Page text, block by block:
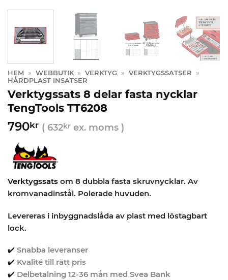
HEM » WEBBUTIK » VERKTYG » VERKTYGSSATSER
»
HÅRDPLAST INSATSER
Verktygssats 8 delar fasta nycklar
TengTools TT6208
790kr ( 632kr ex. moms )
Verktygssats om 8 dubbla fasta skruvnycklar. Av
kromvanadinstål. Polerade huvuden.
Levereras i inbyggnadslåda av plast med löstagbart
lock.
✔️ Snabba leveranser
✔️ Kvalité till rätt pris
✔️ Delbetalning 12-36 mån med Svea Bank